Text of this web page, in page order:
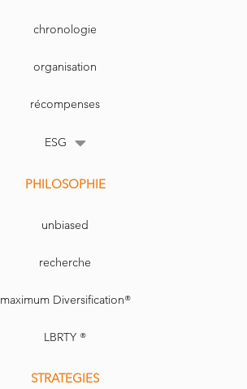
chronologie
organisation
récompenses
ESG
PHILOSOPHIE
unbiased
recherche
maximum Diversification®
LBRTY ®
STRATEGIES